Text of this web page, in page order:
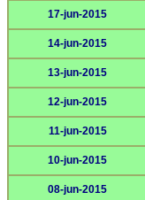
17-jun-2015
14-jun-2015
13-jun-2015
12-jun-2015
11-jun-2015
10-jun-2015
08-jun-2015